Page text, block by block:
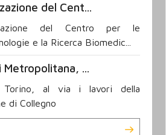
del Cent...
del Centro per le
e la Ricerca Biomedic...
Metropolitana, ...
Torino, al via i lavori della
di Collegno